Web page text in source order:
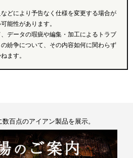
どにより予告なく仕様を変更する場合が
能性があります。
データの瑕疵や編集・加工によるトラブ
紛争について、その内容如何に関わらず
ます。
百点のアイアン製品を展示。